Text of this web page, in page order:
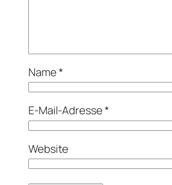
Name*
E-Mail-Adresse*
Website